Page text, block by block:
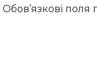
Обов’язкові поля